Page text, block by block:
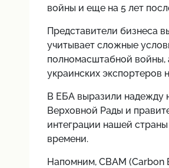
войны и еще на 5 лет
Представители бизнеса
учитывает сложные
полномасштабной войны,
украинских экспортеров
В ЕБА выразили надежду
Верховной Рады и
интеграции нашей
времени.
Напомним, CBAM (Carbon